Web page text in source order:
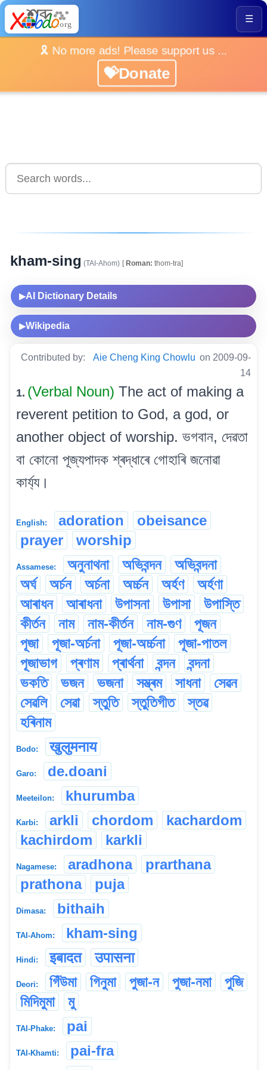
☰
🎗️ No more ads! Please support us ...
💝Donate
kham-sing (TAI-Ahom) [Roman: thom-tra]
▶AI Dictionary Details
▶Wikipedia
Contributed by: Aie Cheng King Chowlu on 2009-09-
14
1. (Verbal Noun) The act of making a
reverent petition to God, a god, or
another object of worship. ভগবান, দেৱতা
বা কোনো পূজ্যপাদক শ্ৰদ্ধাৰে গোহাৰি জনোৱা
কাৰ্য্য।
English: adoration
obeisance
prayer
worship
Assamese: অনুনাথনা অভিবন্দন
অভিবন্দনা
অৰ্ঘ
অৰ্চন অৰ্চনা অৰ্চ্চন অৰ্হণ
অৰ্হণা
আৰাধন
আৰাধনা উপাসনা উপাসা
উপাস্তি
কীৰ্তন
নাম নাম-কীৰ্তন নাম-গুণ
পূজন
পূজা
পূজা-অৰ্চনা পূজা-অৰ্চ্চনা
পূজা-পাতল
পূজাভাগ
প্ৰণাম প্ৰাৰ্থনা বন্দন
বন্দনা
ভকতি
ভজন ভজনা সম্ভ্ৰম সাধনা
সেৱন
সেৱলি
সেৱা স্তুতি স্তুতিগীত
স্তৱ
হৰিনাম
Bodo: खुलुमनाय
Garo: de.doani
Meeteilon: khurumba
Karbi: arkli chordom
kachardom
kachirdom
karkli
Nagamese: aradhona
prarthana
prathona
puja
Dimasa: bithaih
TAI-Ahom: kham-sing
Hindi: इबादत उपासना
Deori: গিঁউমা গিনুমা পুজা-ন পুজা-নমা
পুজি
মিদিমুমা
মু
TAI-Phake: pai
TAI-Khamti:
pai-fra